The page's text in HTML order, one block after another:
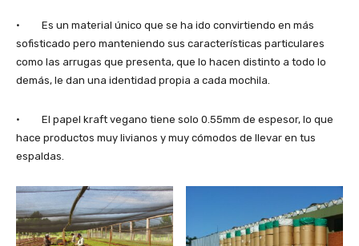
· Es un material único que se ha ido convirtiendo en más
sofisticado pero manteniendo sus características particulares
como las arrugas que presenta, que lo hacen distinto a todo lo
demás, le dan una identidad propia a cada mochila.
· El papel kraft vegano tiene solo 0.55mm de espesor, lo que
hace productos muy livianos y muy cómodos de llevar en tus
espaldas.